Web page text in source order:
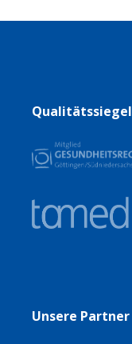
Qualitätssiegel
Unsere Partner